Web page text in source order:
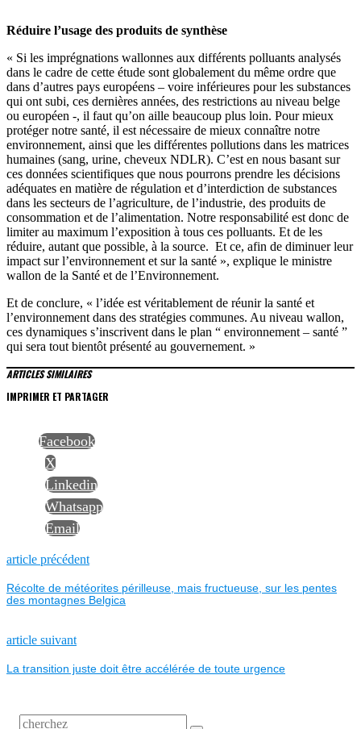
Réduire l’usage des produits de synthèse
« Si les imprégnations wallonnes aux différents polluants analysés
dans le cadre de cette étude sont globalement du même ordre que
dans d’autres pays européens – voire inférieures pour les substances
qui ont subi, ces dernières années, des restrictions au niveau belge
ou européen -, il faut qu’on aille beaucoup plus loin. Pour mieux
protéger notre santé, il est nécessaire de mieux connaître notre
environnement, ainsi que les différentes pollutions dans les matrices
humaines (sang, urine, cheveux NDLR). C’est en nous basant sur
ces données scientifiques que nous pourrons prendre les décisions
adéquates en matière de régulation et d’interdiction de substances
dans les secteurs de l’agriculture, de l’industrie, des produits de
consommation et de l’alimentation. Notre responsabilité est donc de
limiter au maximum l’exposition à tous ces polluants. Et de les
réduire, autant que possible, à la source. Et ce, afin de diminuer leur
impact sur l’environnement et sur la santé », explique le ministre
wallon de la Santé et de l’Environnement.
Et de conclure, « l’idée est véritablement de réunir la santé et
l’environnement dans des stratégies communes. Au niveau wallon,
ces dynamiques s’inscrivent dans le plan “ environnement – santé ”
qui sera tout bientôt présenté au gouvernement. »
ARTICLES SIMILAIRES
IMPRIMER ET PARTAGER
Facebook
X
Linkedin
Whatsapp
Email
NAVIGATION
DE
L’ARTICLE
article précédentPrevious
Récolte de météorites périlleuse, mais fructueuse, sur les pentes
des montagnes Belgica
article suivantNext
La transition juste doit être accélérée de toute urgence